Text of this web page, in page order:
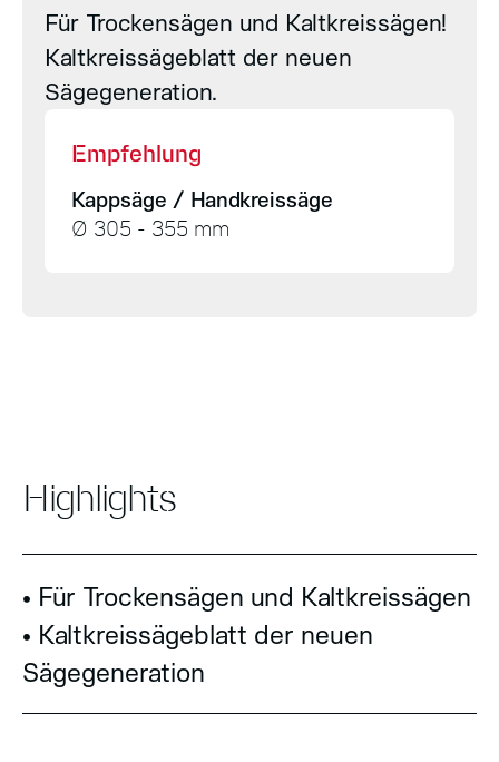
Zertifikate
Für Trockensägen und Kaltkreissägen!
Kaltkreissägeblatt der neuen
Sägegeneration.
Empfehlung
Kappsäge / Handkreissäge
Ø 305 - 355 mm
Highlights
• Für Trockensägen und Kaltkreissägen
• Kaltkreissägeblatt der neuen
Sägegeneration